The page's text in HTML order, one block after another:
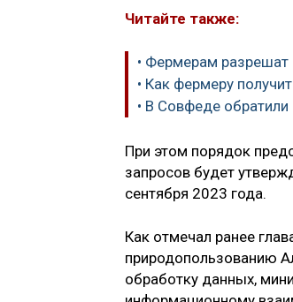
Читайте также:
• Фермерам
• Как фермеру
• В Совфеде
При этом порядок
запросов будет
сентября 2023 года.
Как отмечал ранее
природопользованию
обработку данных,